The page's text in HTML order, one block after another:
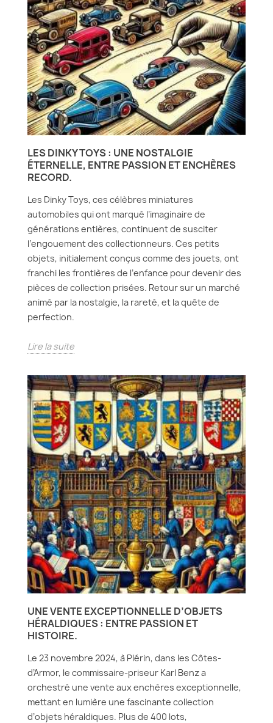
LES DINKY TOYS : UNE NOSTALGIE
ÉTERNELLE, ENTRE PASSION ET ENCHÈRES
RECORD.
Les Dinky Toys, ces célèbres miniatures
automobiles qui ont marqué l’imaginaire de
générations entières, continuent de susciter
l’engouement des collectionneurs. Ces petits
objets, initialement conçus comme des jouets, ont
franchi les frontières de l’enfance pour devenir des
pièces de collection prisées. Retour sur un marché
animé par la nostalgie, la rareté, et la quête de
perfection.
Lire la suite
UNE VENTE EXCEPTIONNELLE D’OBJETS
HÉRALDIQUES : ENTRE PASSION ET
HISTOIRE.
Le 23 novembre 2024, à Plérin, dans les Côtes-
d’Armor, le commissaire-priseur Karl Benz a
orchestré une vente aux enchères exceptionnelle,
mettant en lumière une fascinante collection
d’objets héraldiques. Plus de 400 lots,